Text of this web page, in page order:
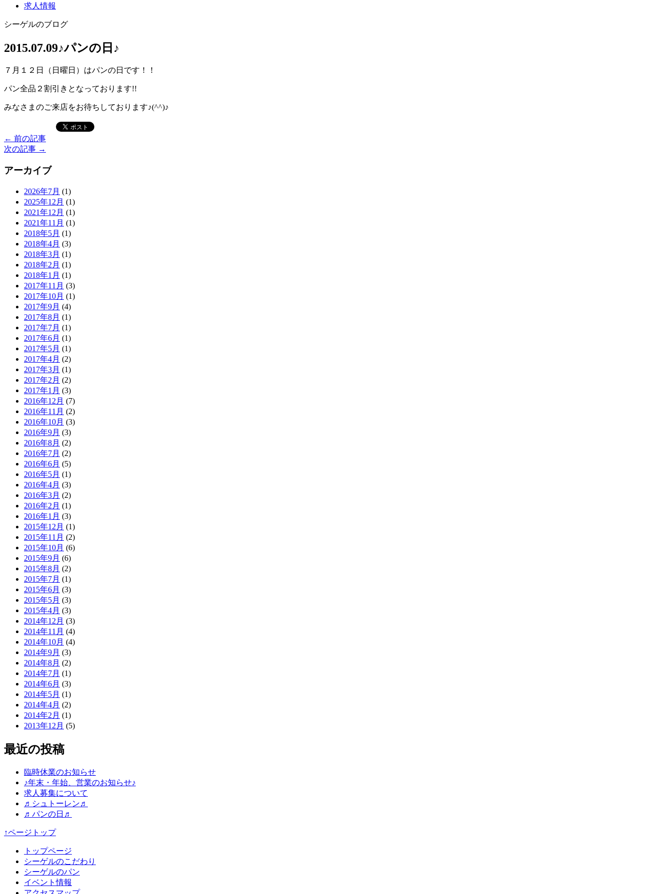
求人情報
シーゲルのブログ
2015.07.09♪パンの日♪
７月１２日（日曜日）はパンの日です！！
パン全品２割引きとなっております!!
みなさまのご来店をお待ちしております♪(^^)♪
← 前の記事
次の記事 →
アーカイブ
2026年7月 (1)
2025年12月 (1)
2021年12月 (1)
2021年11月 (1)
2018年5月 (1)
2018年4月 (3)
2018年3月 (1)
2018年2月 (1)
2018年1月 (1)
2017年11月 (3)
2017年10月 (1)
2017年9月 (4)
2017年8月 (1)
2017年7月 (1)
2017年6月 (1)
2017年5月 (1)
2017年4月 (2)
2017年3月 (1)
2017年2月 (2)
2017年1月 (3)
2016年12月 (7)
2016年11月 (2)
2016年10月 (3)
2016年9月 (3)
2016年8月 (2)
2016年7月 (2)
2016年6月 (5)
2016年5月 (1)
2016年4月 (3)
2016年3月 (2)
2016年2月 (1)
2016年1月 (3)
2015年12月 (1)
2015年11月 (2)
2015年10月 (6)
2015年9月 (6)
2015年8月 (2)
2015年7月 (1)
2015年6月 (3)
2015年5月 (3)
2015年4月 (3)
2014年12月 (3)
2014年11月 (4)
2014年10月 (4)
2014年9月 (3)
2014年8月 (2)
2014年7月 (1)
2014年6月 (3)
2014年5月 (1)
2014年4月 (2)
2014年2月 (1)
2013年12月 (5)
最近の投稿
臨時休業のお知らせ
♪年末・年始、営業のお知らせ♪
求人募集について
♬シュトーレン♬
♬パンの日♬
↑ページトップ
トップページ
シーゲルのこだわり
シーゲルのパン
イベント情報